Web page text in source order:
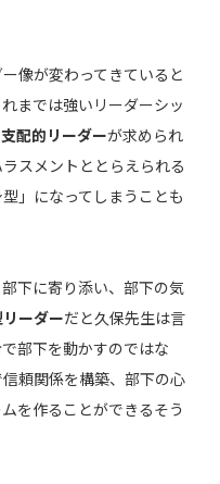
像が変わってきていると
までは強いリーダーシッ
支配的リーダーが求められ
スメントととらえられる
」になってしまうことも
下に寄り添い、部下の気
ーダーだと久保先生は言
部下を動かすのではな
頼関係を構築、部下の心
を作ることができるそう